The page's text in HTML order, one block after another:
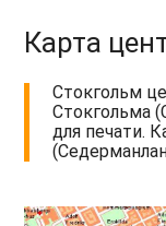
Карта
Стокгольм
Стокгольма
для печати.